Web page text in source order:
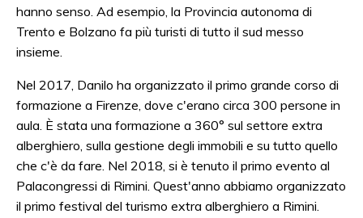
hanno senso. Ad esempio, la Provincia autonoma di
Trento e Bolzano fa più turisti di tutto il sud messo
insieme.
Nel 2017, Danilo ha organizzato il primo grande corso di
formazione a Firenze, dove c'erano circa 300 persone in
aula. È stata una formazione a 360° sul settore extra
alberghiero, sulla gestione degli immobili e su tutto quello
che c'è da fare. Nel 2018, si è tenuto il primo evento al
Palacongressi di Rimini. Quest'anno abbiamo organizzato
il primo festival del turismo extra alberghiero a Rimini.